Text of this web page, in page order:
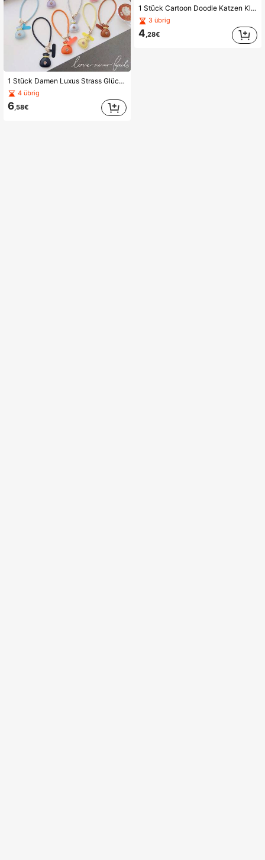
1 Stück Damen Luxus Strass Glückstasche Leder Kurz Handyhülle mit Handgelenkschlaufe und Handtaschenkette, Anti-Verlust langanhaltend Lanyard für Reisen
4 übrig
6,58€
1 Stück Cartoon Doodle Katzen Klebe-Spiegelständer, geeignet für Handyhülle, Tablet, Schreibtisch, Schminkspiegel, Kühlschrank Dekoration
3 übrig
4,28€